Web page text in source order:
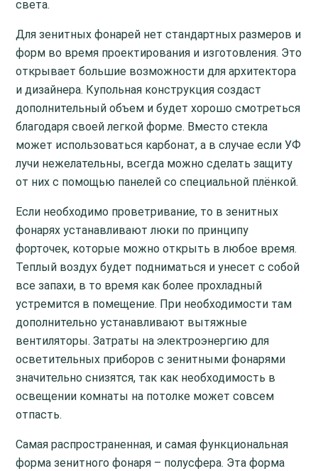
света.
Для зенитных фонарей нет стандартных размеров и
форм во время проектирования и изготовления. Это
открывает большие возможности для архитектора
и дизайнера. Купольная конструкция создаст
дополнительный объем и будет хорошо смотреться
благодаря своей легкой форме. Вместо стекла
может использоваться карбонат, а в случае если УФ
лучи нежелательны, всегда можно сделать защиту
от них с помощью панелей со специальной плёнкой.
Если необходимо проветривание, то в зенитных
фонарях устанавливают люки по принципу
форточек, которые можно открыть в любое время.
Теплый воздух будет подниматься и унесет с собой
все запахи, в то время как более прохладный
устремится в помещение. При необходимости там
дополнительно устанавливают вытяжные
вентиляторы. Затраты на электроэнергию для
осветительных приборов с зенитными фонарями
значительно снизятся, так как необходимость в
освещении комнаты на потолке может совсем
отпасть.
Самая распространенная, и самая функциональная
форма зенитного фонаря – полусфера. Эта форма